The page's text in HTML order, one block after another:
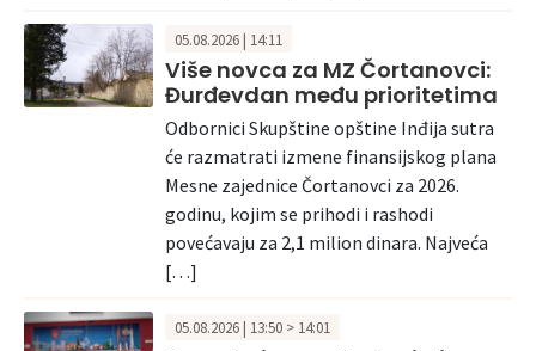
05.08.2026 | 14:11
Više novca za MZ Čortanovci:
Đurđevdan među prioritetima
Odbornici Skupštine opštine Inđija sutra
će razmatrati izmene finansijskog plana
Mesne zajednice Čortanovci za 2026.
godinu, kojim se prihodi i rashodi
povećavaju za 2,1 milion dinara. Najveća
[…]
05.08.2026 | 13:50 > 14:01